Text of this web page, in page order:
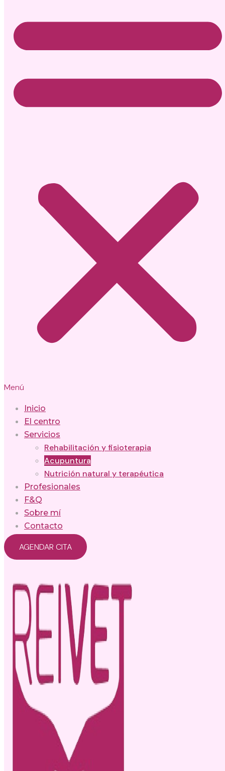
Menú
Inicio
El centro
Servicios
Rehabilitación y fisioterapia
Acupuntura
Nutrición natural y terapéutica
Profesionales
F&Q
Sobre mí
Contacto
AGENDAR CITA